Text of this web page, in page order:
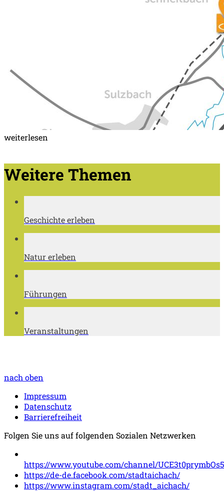
weiterlesen
Weitere Themen
Geschichte erleben
Natur erleben
Führungen
Veranstaltungen
nach oben
Impressum
Datenschutz
Barrierefreiheit
Folgen Sie uns auf folgenden Sozialen Netzwerken
https://www.youtube.com/channel/
https://de-de.facebook.com/stadtaichach/
https://www.instagram.com/stadt_aichach/